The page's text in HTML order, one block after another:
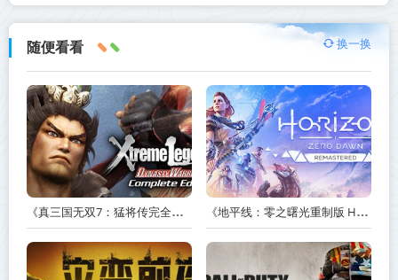
随便看看 换一换
《真三国无双7：猛将传完全版 DYNASTY WARRIORS 7: Xtreme Legends Complete Edition》Build.3602035-免安装中文版【PC/手机双端】丨中文版 《地平线：零之曙光重制版 Horizon Zero Dawn Remastered》v1.5.89.0-送修改器丨中文版网盘下载